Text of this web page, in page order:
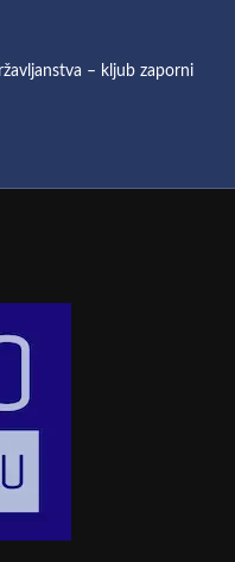
– kljub zaporni